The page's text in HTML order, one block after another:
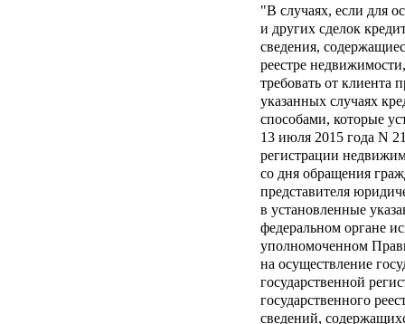
"В случаях, если для
и других сделок
сведения,
реестре
требовать от клиента
указанных случаях
способами, которые
13 июля 2015 года N
регистрации
со дня обращения
представителя
в установленные
федеральном органе
уполномоченном
на осуществление
государственной
государственного
сведений,